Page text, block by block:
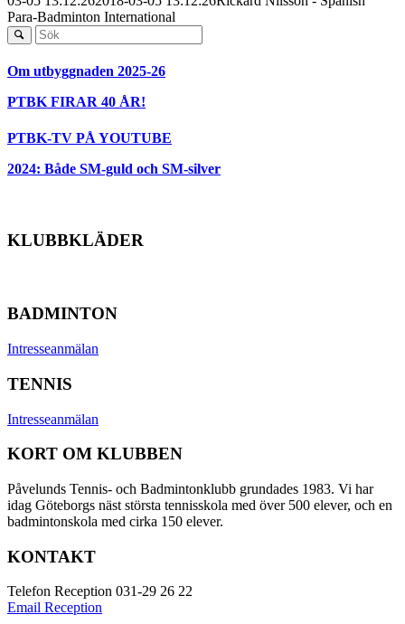
Para-Badminton International
Om utbyggnaden 2025-26
PTBK FIRAR 40 ÅR!
PTBK-TV PÅ YOUTUBE
2024: Både SM-guld och SM-silver
KLUBBKLÄDER
BADMINTON
Intresseanmälan
TENNIS
Intresseanmälan
KORT OM KLUBBEN
Påvelunds Tennis- och Badmintonklubb grundades 1983. Vi har
idag Göteborgs näst största tennisskola med över 500 elever, och en
badmintonskola med cirka 150 elever.
KONTAKT
Telefon Reception 031-29 26 22
Email Reception